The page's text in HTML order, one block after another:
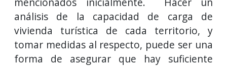
análisis de la capacidad de carga de
vivienda turística de cada territorio, y
tomar medidas al respecto, puede ser una
forma de asegurar que hay suficiente